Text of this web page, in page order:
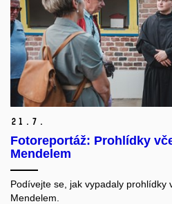
21. 7.
Fotoreportáž: Prohlídky
Mendelem
Podívejte se, jak vypadaly prohlídky
Mendelem.